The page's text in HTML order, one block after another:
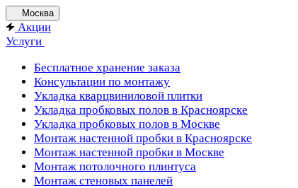
Москва
Акции
Услуги
Бесплатное хранение заказа
Консультации по монтажу
Укладка кварцвиниловой плитки
Укладка пробковых полов в Красноярске
Укладка пробковых полов в Москве
Монтаж настенной пробки в Красноярске
Монтаж настенной пробки в Москве
Монтаж потолочного плинтуса
Монтаж стеновых панелей